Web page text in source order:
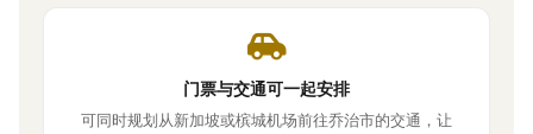
门票与交通可一起安排
可同时规划从新加坡或槟城机场前往乔治市的交通，让